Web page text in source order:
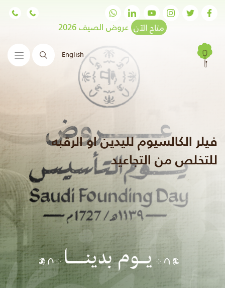
متاح الآن عروض الصيف 2026
English البحث
فيلر الكالسيوم لليدين او الرقبه
للتخلص من التجاعيد